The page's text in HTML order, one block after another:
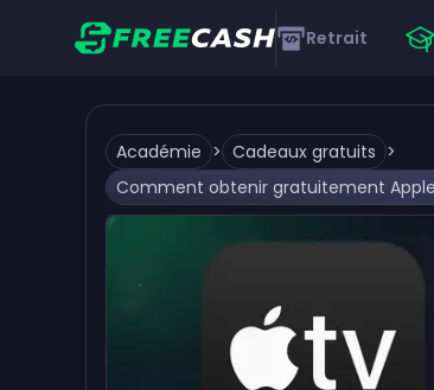
Retrait
Académie > Cadeaux gratuits >